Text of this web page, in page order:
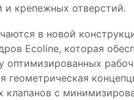
и крепежных отверстий.
в новой
Ecoline, которая
оптимизированных
геометрическая
клапанов с